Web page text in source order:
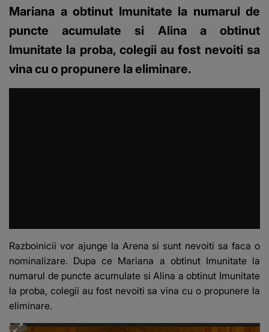
Mariana a obtinut Imunitate la numarul de
puncte acumulate si Alina a obtinut
Imunitate la proba, colegii au fost nevoiti sa
vina cu o propunere la eliminare.
Razboinicii vor ajunge la Arena si sunt nevoiti sa faca o
nominalizare. Dupa ce Mariana a obtinut Imunitate la
numarul de puncte acumulate si Alina a obtinut Imunitate
la proba, colegii au fost nevoiti sa vina cu o propunere la
eliminare.